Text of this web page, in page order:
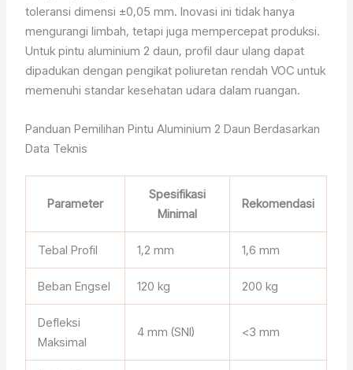
toleransi dimensi ±0,05 mm. Inovasi ini tidak hanya
mengurangi limbah, tetapi juga mempercepat produksi.
Untuk pintu aluminium 2 daun, profil daur ulang dapat
dipadukan dengan pengikat poliuretan rendah VOC untuk
memenuhi standar kesehatan udara dalam ruangan.
Panduan Pemilihan Pintu Aluminium 2 Daun Berdasarkan
Data Teknis
Parameter
Spesifikasi
Minimal
Rekomendasi
Tebal Profil 1,2 mm 1,6 mm
Beban Engsel 120 kg 200 kg
Defleksi
Maksimal
4 mm (SNI) <3 mm